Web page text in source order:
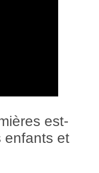
est-
enfants et